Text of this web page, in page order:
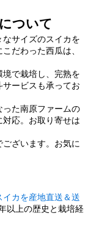
ついて
サイズのスイカを
だわった西瓜は、
で栽培し、完熟を
ービスも承ってお
た南原ファームの
応。お取り寄せは
ざいます。お気に
カを産地直送＆送
以上の歴史と栽培経